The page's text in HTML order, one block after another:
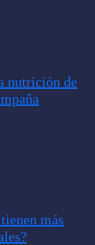
nutrición de
más